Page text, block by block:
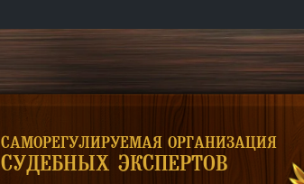
САМОРЕГУЛИРУЕМАЯ ОРГАНИЗАЦИЯ
СУДЕБНЫХ ЭКСПЕРТОВ